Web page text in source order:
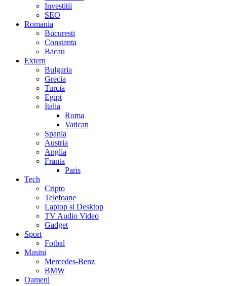
Investitii
SEO
Romania
Bucuresti
Constanta
Bacau
Extern
Bulgaria
Grecia
Turcia
Egipt
Italia
Roma
Vatican
Spania
Austria
Anglia
Franta
Paris
Tech
Cripto
Telefoane
Laptop si Desktop
TV Audio Video
Gadget
Sport
Fotbal
Masini
Mercedes-Benz
BMW
Oameni